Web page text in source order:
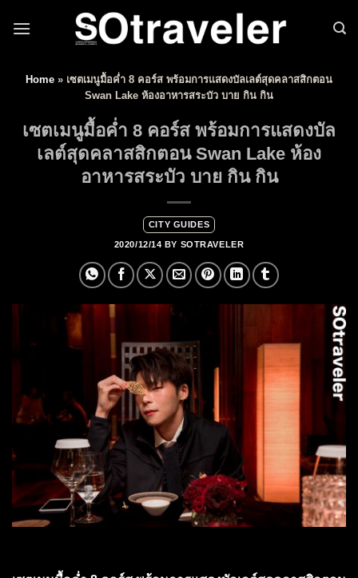
Home » เซตเมนูมื้อค่ำ 8 คอร์ส พร้อมการแสดงบัลเลต์สุดคลาสสิกตอน
Swan Lake ห้องอาหารสระบัว บาย กิน กิน
เซตเมนูมื้อค่ำ 8 คอร์ส พร้อมการแสดงบัล
เลต์สุดคลาสสิกตอน Swan Lake ห้อง
อาหารสระบัว บาย กิน กิน
CITY GUIDES
2020/12/14 BY SOTRAVELER